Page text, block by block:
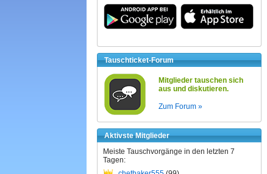
Tauschticket-Forum
Mitglieder tauschen sich
aus und diskutieren.
Zum Forum »
Aktivste Mitglieder
Meiste Tauschvorgänge in den letzten 7
Tagen: